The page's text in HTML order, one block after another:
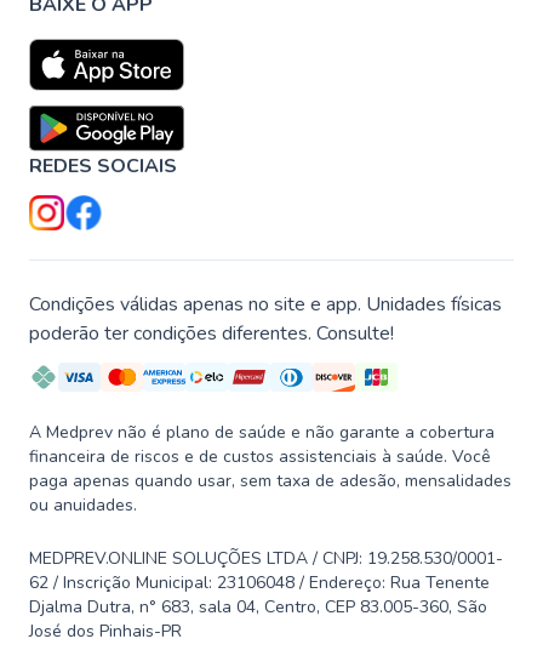
REDES SOCIAIS
Condições válidas apenas no site e app. Unidades físicas
poderão ter condições diferentes. Consulte!
A Medprev não é plano de saúde e não garante a cobertura
financeira de riscos e de custos assistenciais à saúde. Você
paga apenas quando usar, sem taxa de adesão, mensalidades
ou anuidades.
MEDPREV.ONLINE SOLUÇÕES LTDA / CNPJ: 19.258.530/0001-
62 / Inscrição Municipal: 23106048 / Endereço: Rua Tenente
Djalma Dutra, n° 683, sala 04, Centro, CEP 83.005-360, São
José dos Pinhais-PR